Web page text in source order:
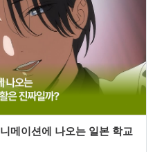
메이션에 나오는 일본 학교